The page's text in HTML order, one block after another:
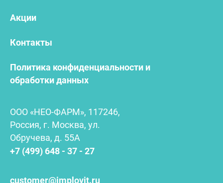
Акции
Контакты
Политика конфиденциальности и
обработки данных
ООО «НЕО-ФАРМ», 117246,
Россия, г. Москва, ул.
Обручева, д. 55А
+7 (499) 648 - 37 - 27
customer@implovit.ru